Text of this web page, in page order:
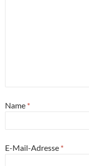
Name *
E-Mail-Adresse *